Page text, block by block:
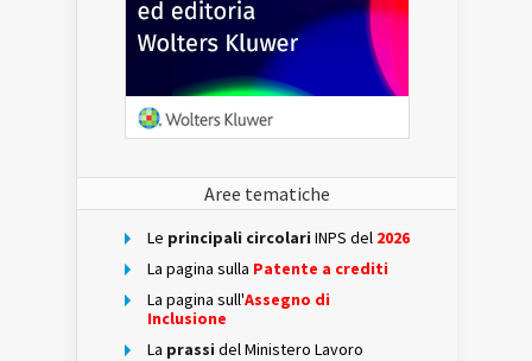
Aree tematiche
Le principali circolari INPS del 2026
La pagina sulla Patente a crediti
La pagina sull'Assegno di
Inclusione
La prassi del Ministero Lavoro